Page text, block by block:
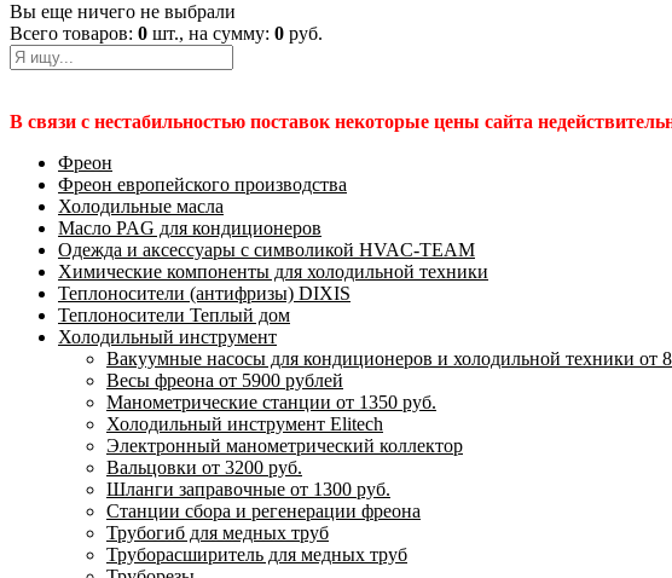
Вы еще ничего не выбрали
Всего товаров: 0 шт., на сумму: 0 руб.
В связи с нестабильностью поставок некоторые цены сайта
Фреон
Фреон европейского производства
Холодильные масла
Масло PAG для кондиционеров
Одежда и аксессуары с символикой HVAC-TEAM
Химические компоненты для холодильной техники
Теплоносители (антифризы) DIXIS
Теплоносители Теплый дом
Холодильный инструмент
Вакуумные насосы для кондиционеров и холодильной техники от
Весы фреона от 5900 рублей
Манометрические станции от 1350 руб.
Холодильный инструмент Elitech
Электронный манометрический коллектор
Вальцовки от 3200 руб.
Шланги заправочные от 1300 руб.
Станции сбора и регенерации фреона
Трубогиб для медных труб
Труборасширитель для медных труб